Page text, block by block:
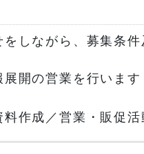
しながら、募集条件
開の営業を行います
作成／営業・販促活